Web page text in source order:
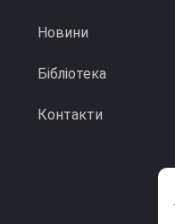
Новини
Бібліотека
Контакти